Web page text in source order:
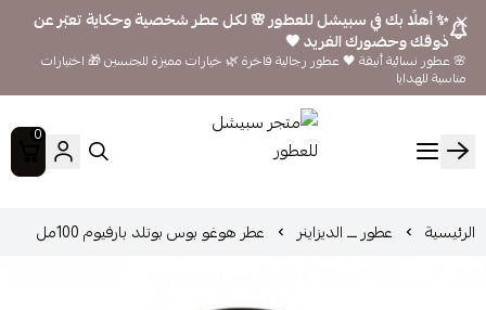
✨ أهلًا بك في سبيشل للعطور 🌸 لكل عطر شخصية وحكاية تعبّر عن
ذوقك وحضورك الفريد 🖤
🌸 عطور نسائية أنيقة 🖤 عطور رجالية فاخرة 🌿 خيارات مميزة للجنسين 🎁 اختيارات
مناسبة للهدايا
متجر سبيشل للعطور
0
الرئيسية عطور ـــ الديزاينر عطر هوغو بوس بوتلد بارفيوم 100مل